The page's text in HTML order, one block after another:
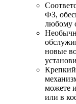
ФЗ,
любому
новые
Крепкий
можете
или в